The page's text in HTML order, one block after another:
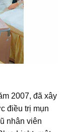
2007, đã xây
điều trị mụn
nhân viên